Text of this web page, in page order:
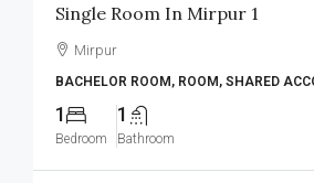
Single Room In Mirpur 1
Mirpur
BACHELOR ROOM, ROOM, SHARED
1
Bedroom
1
Bathroom